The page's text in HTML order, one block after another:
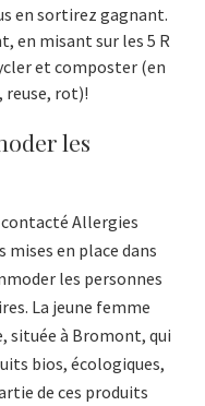
en sortirez gagnant.
en misant sur les 5 R
et composter (en
reuse, rot)!
les
Allergies
mises en place dans
les personnes
La jeune femme
située à Bromont, qui
bios, écologiques,
de ces produits